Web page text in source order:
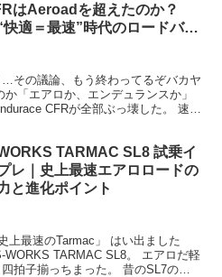
はAeroadを超えたのか？
“快適＝最速”時代のロードバイ
その議論、もう終わってるぞバカヤ
「エアロか、エンデュランスか」
CFRが全部ぶっ壊した。 速い
TARMAC SL8 試乗イ
レ｜史上最速エアロロードの
と進化ポイント
最速のTarmac」 はい出ました
TARMAC SL8。 エアロだ軽
拍子揃っちまった。 昔のSL7の